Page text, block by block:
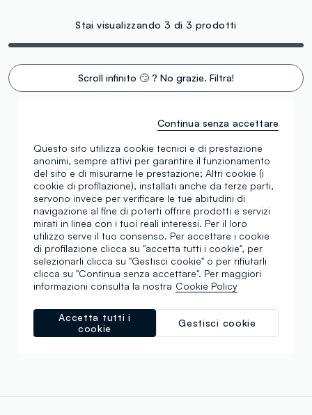
Stai visualizzando 3 di 3 prodotti
Scroll infinito 🙄 ? No grazie. Filtra!
Questo sito utilizza cookie tecnici e di prestazione
anonimi, sempre attivi per garantire il funzionamento
del sito e di misurarne le prestazione; Altri cookie (i
cookie di profilazione), installati anche da terze parti,
servono invece per verificare le tue abitudini di
navigazione al fine di poterti offrire prodotti e servizi
mirati in linea con i tuoi reali interessi. Per il loro
utilizzo serve il tuo consenso. Per accettare i cookie
di profilazione clicca su "accetta tutti i cookie", per
selezionarli clicca su "Gestisci cookie" o per rifiutarli
clicca su "Continua senza accettare". Per maggiori
informazioni consulta la nostra Cookie Policy
Gestisci cookie
Accetta tutti i
cookie
Continua senza accettare